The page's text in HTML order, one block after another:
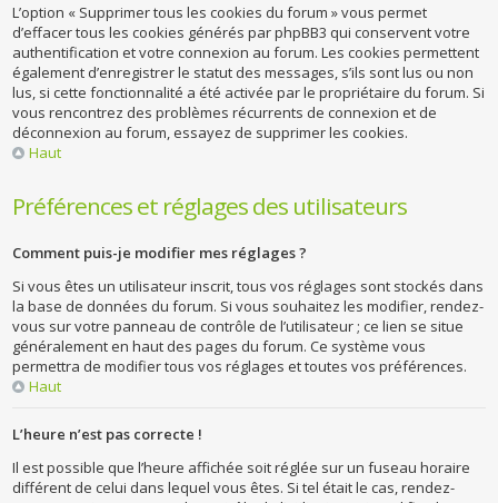
L’option « Supprimer tous les cookies du forum » vous permet
d’effacer tous les cookies générés par phpBB3 qui conservent votre
authentification et votre connexion au forum. Les cookies permettent
également d’enregistrer le statut des messages, s’ils sont lus ou non
lus, si cette fonctionnalité a été activée par le propriétaire du forum. Si
vous rencontrez des problèmes récurrents de connexion et de
déconnexion au forum, essayez de supprimer les cookies.
Haut
Préférences et réglages des utilisateurs
Comment puis-je modifier mes réglages ?
Si vous êtes un utilisateur inscrit, tous vos réglages sont stockés dans
la base de données du forum. Si vous souhaitez les modifier, rendez-
vous sur votre panneau de contrôle de l’utilisateur ; ce lien se situe
généralement en haut des pages du forum. Ce système vous
permettra de modifier tous vos réglages et toutes vos préférences.
Haut
L’heure n’est pas correcte !
Il est possible que l’heure affichée soit réglée sur un fuseau horaire
différent de celui dans lequel vous êtes. Si tel était le cas, rendez-